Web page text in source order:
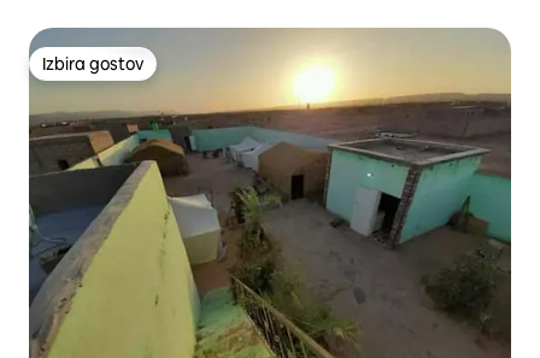
Izbira gostov
Izbira gostov